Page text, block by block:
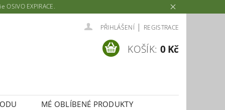
EXPIRACE.
PŘIHLÁŠENÍ | REGISTRACE
KOŠÍK: 0 Kč
MÉ OBLÍBENÉ PRODUKTY